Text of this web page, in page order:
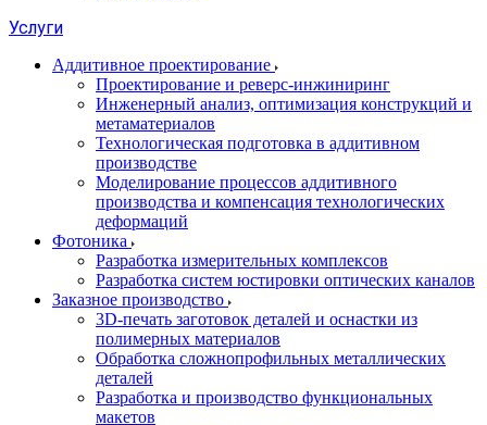
Услуги
Аддитивное проектирование
Проектирование и реверс-инжиниринг
Инженерный анализ, оптимизация конструкций и
метаматериалов
Технологическая подготовка в аддитивном
производстве
Моделирование процессов аддитивного
производства и компенсация технологических
деформаций
Фотоника
Разработка измерительных комплексов
Разработка систем юстировки оптических каналов
Заказное производство
3D-печать заготовок деталей и оснастки из
полимерных материалов
Обработка сложнопрофильных металлических
деталей
Разработка и производство функциональных
макетов